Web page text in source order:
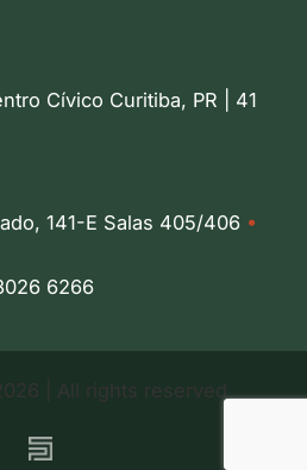
Cívico Curitiba, PR | 41
141-E Salas 405/406 •
6266
| All rights reserved